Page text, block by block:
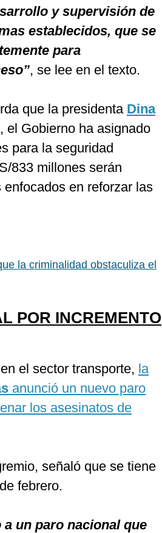
y supervisión de
establecidos, que se
para
, se lee en el texto.
que la presidenta Dina
el Gobierno ha asignado
para la seguridad
833 millones serán
en reforzar las
la criminalidad obstaculiza el
POR INCREMENTO
el sector transporte, la
anunció un nuevo paro
los asesinatos de
señaló que se tiene
febrero.
un paro nacional que